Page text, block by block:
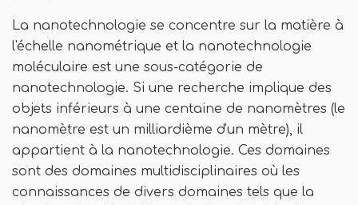
La nanotechnologie se concentre sur la matière à
l'échelle nanométrique et la nanotechnologie
moléculaire est une sous-catégorie de
nanotechnologie. Si une recherche implique des
objets inférieurs à une centaine de nanomètres (le
nanomètre est un milliardième d'un mètre), il
appartient à la nanotechnologie. Ces domaines
sont des domaines multidisciplinaires où les
connaissances de divers domaines tels que la